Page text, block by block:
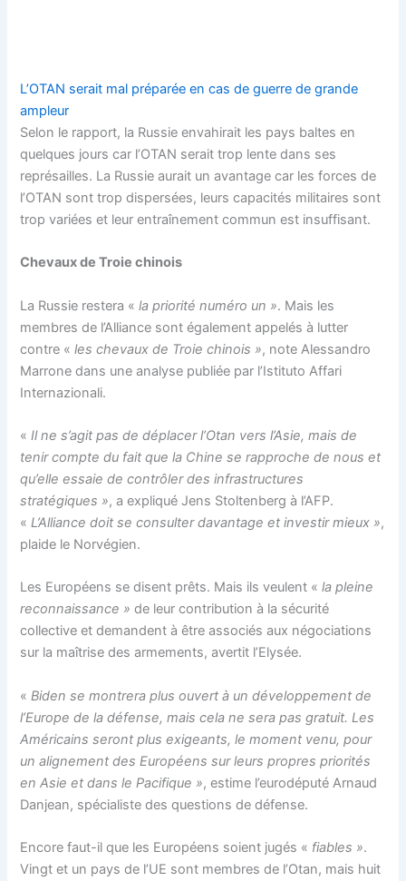
L’OTAN serait mal préparée en cas de guerre de grande
ampleur
Selon le rapport, la Russie envahirait les pays baltes en
quelques jours car l’OTAN serait trop lente dans ses
représailles. La Russie aurait un avantage car les forces de
l’OTAN sont trop dispersées, leurs capacités militaires sont
trop variées et leur entraînement commun est insuffisant.
Chevaux de Troie chinois
La Russie restera «la priorité numéro un ». Mais les
membres de l’Alliance sont également appelés à lutter
contre «les chevaux de Troie chinois », note Alessandro
Marrone dans une analyse publiée par l’Istituto Affari
Internazionali.
«Il ne s’agit pas de déplacer l’Otan vers l’Asie, mais de
tenir compte du fait que la Chine se rapproche de nous et
qu’elle essaie de contrôler des infrastructures
stratégiques », a expliqué Jens Stoltenberg à l’AFP.
«L’Alliance doit se consulter davantage et investir mieux »,
plaide le Norvégien.
Les Européens se disent prêts. Mais ils veulent «la pleine
reconnaissance » de leur contribution à la sécurité
collective et demandent à être associés aux négociations
sur la maîtrise des armements, avertit l’Elysée.
«Biden se montrera plus ouvert à un développement de
l’Europe de la défense, mais cela ne sera pas gratuit. Les
Américains seront plus exigeants, le moment venu, pour
un alignement des Européens sur leurs propres priorités
en Asie et dans le Pacifique », estime l’eurodéputé Arnaud
Danjean, spécialiste des questions de défense.
Encore faut-il que les Européens soient jugés « fiables ».
Vingt et un pays de l’UE sont membres de l’Otan, mais huit